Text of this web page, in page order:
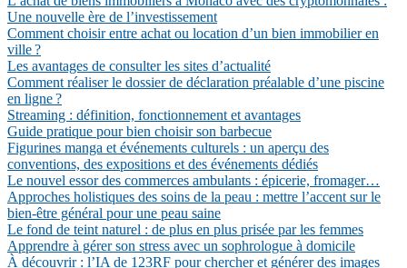
Une nouvelle ère de l’investissement
Comment choisir entre achat ou location d’un bien immobilier en
ville ?
Les avantages de consulter les sites d’actualité
Comment réaliser le dossier de déclaration préalable d’une piscine
en ligne ?
Streaming : définition, fonctionnement et avantages
Guide pratique pour bien choisir son barbecue
Figurines manga et événements culturels : un aperçu des
conventions, des expositions et des événements dédiés
Le nouvel essor des commerces ambulants : épicerie, fromager…
Approches holistiques des soins de la peau : mettre l’accent sur le
bien-être général pour une peau saine
Le fond de teint naturel : de plus en plus prisée par les femmes
Apprendre à gérer son stress avec un sophrologue à domicile
À découvrir : l’IA de 123RF pour chercher et générer des images